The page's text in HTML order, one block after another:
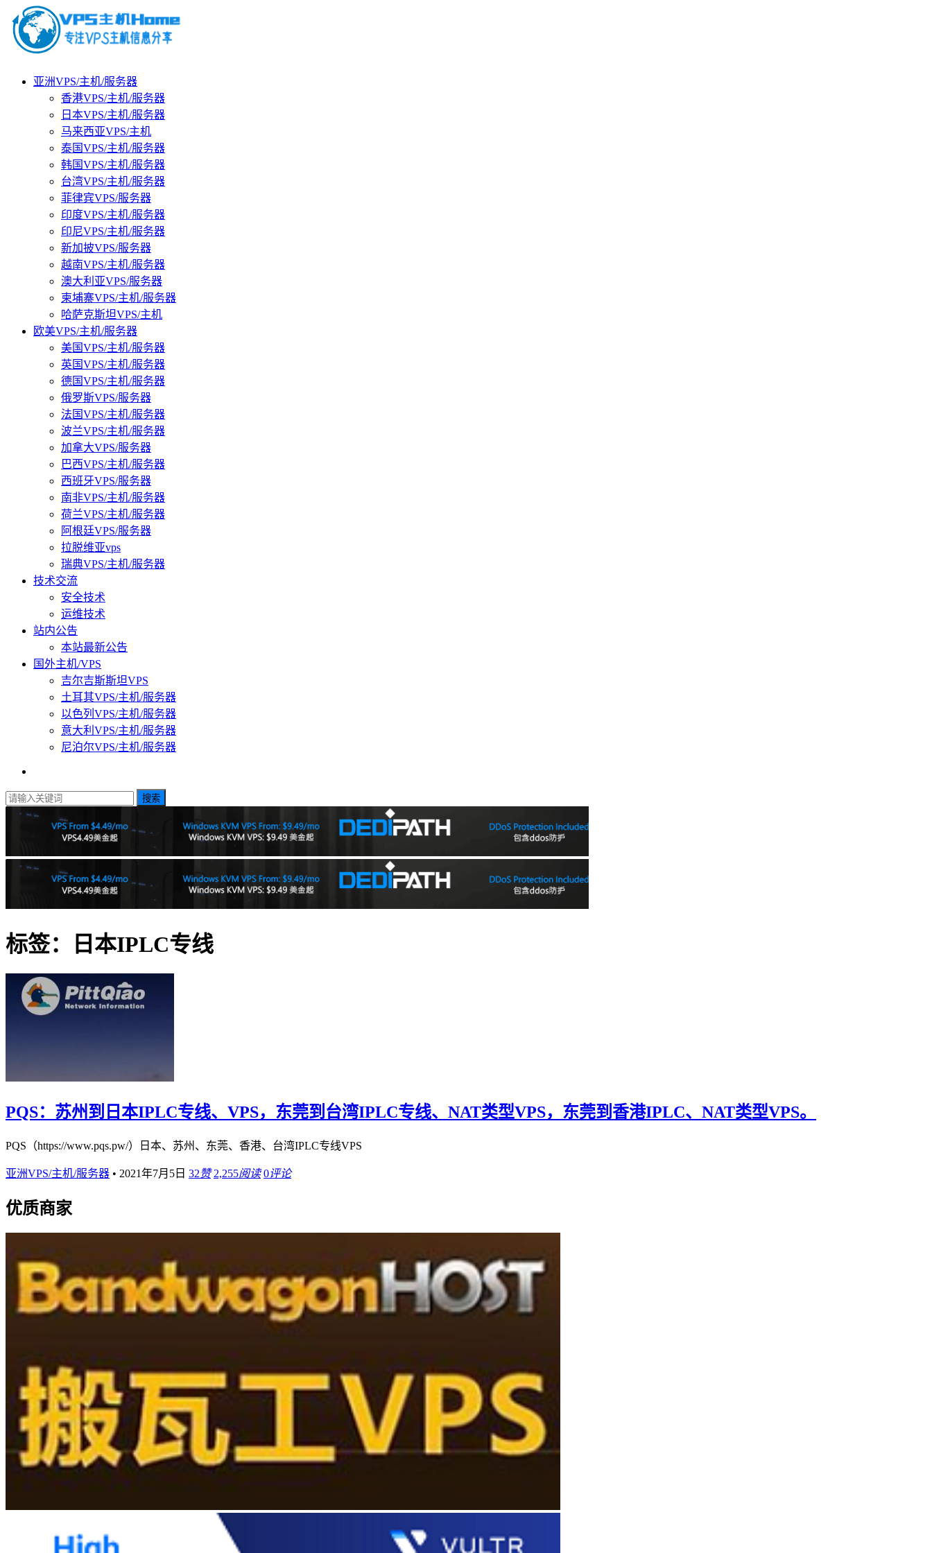
亚洲VPS/主机/服务器
香港VPS/主机/服务器
日本VPS/主机/服务器
马来西亚VPS/主机
泰国VPS/主机/服务器
韩国VPS/主机/服务器
台湾VPS/主机/服务器
菲律宾VPS/服务器
印度VPS/主机/服务器
印尼VPS/主机/服务器
新加披VPS/服务器
越南VPS/主机/服务器
澳大利亚VPS/服务器
柬埔寨VPS/主机/服务器
哈萨克斯坦VPS/主机
欧美VPS/主机/服务器
美国VPS/主机/服务器
英国VPS/主机/服务器
德国VPS/主机/服务器
俄罗斯VPS/服务器
法国VPS/主机/服务器
波兰VPS/主机/服务器
加拿大VPS/服务器
巴西VPS/主机/服务器
西班牙VPS/服务器
南非VPS/主机/服务器
荷兰VPS/主机/服务器
阿根廷VPS/服务器
拉脱维亚vps
瑞典VPS/主机/服务器
技术交流
安全技术
运维技术
站内公告
本站最新公告
国外主机/VPS
吉尔吉斯斯坦VPS
土耳其VPS/主机/服务器
以色列VPS/主机/服务器
意大利VPS/主机/服务器
尼泊尔VPS/主机/服务器
搜索
标签：日本IPLC专线
PQS：苏州到日本IPLC专线、VPS，东莞到台湾IPLC专线、NAT类型VPS，东莞到香港IPLC、NAT类型VPS。
PQS（https://www.pqs.pw/）日本、苏州、东莞、香港、台湾IPLC专线VPS
亚洲VPS/主机/服务器 • 2021年7月5日 32赞 2,255阅读 0评论
优质商家